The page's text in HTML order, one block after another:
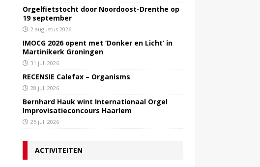
Orgelfietstocht door Noordoost-Drenthe op
19 september
2 augustus 2026
IMOCG 2026 opent met ‘Donker en Licht’ in
Martinikerk Groningen
31 juli 2026
RECENSIE Calefax – Organisms
28 juli 2026
Bernhard Hauk wint Internationaal Orgel
Improvisatieconcours Haarlem
25 juli 2026
ACTIVITEITEN